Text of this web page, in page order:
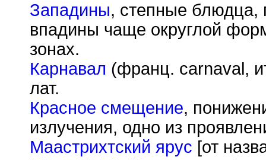
Западины, степные блюдца,
впадины чаще округлой
зонах.
Карнавал (франц. carnaval,
лат.
Красное смещение,
излучения, одно из
Маастрихтский ярус [от